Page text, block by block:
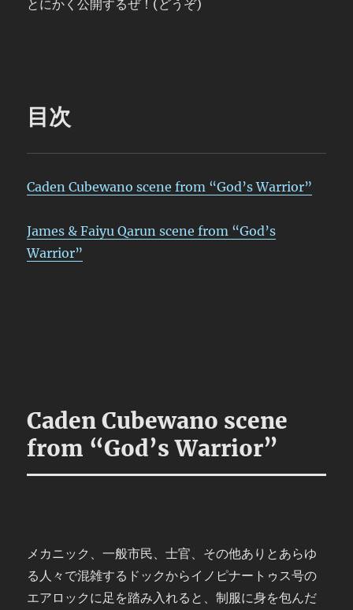
とにかく公開するぜ！(どうぞ)
目次
Caden Cubewano scene from “God’s Warrior”
James & Faiyu Qarun scene from “God’s
Warrior”
Caden Cubewano scene
from “God’s Warrior”
メカニック、一般市民、士官、その他ありとあらゆ
る人々で混雑するドックからイノピナートゥス号の
エアロックに足を踏み入れると、制服に身を包んだ